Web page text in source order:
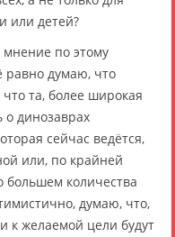
или детей?
мнение по этому
равно думаю, что
та, более широкая
о динозаврах
сейчас ведётся,
или, по крайней
большем количества
думаю, что,
к желаемой цели будут